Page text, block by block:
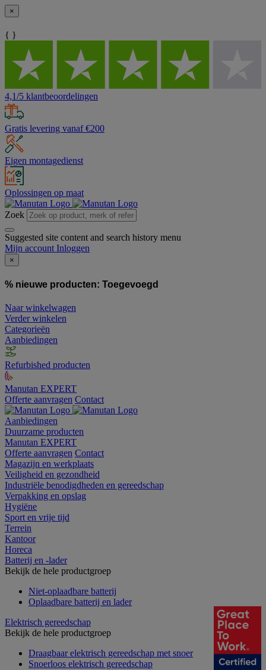
×
{ }
4,1/5 klantbeoordelingen
Gratis levering vanaf €200
Eigen montagedienst
Oplossingen op maat
Zoek
Suggested site content and search history menu
Mijn account Inloggen
×
% nieuwe producten: Toegevoegd
Naar winkelwagen
Verder winkelen
Categorieën
Aanbiedingen
Refurbished producten
Manutan EXPERT
Offerte aanvragen Contact
Aanbiedingen
Duurzame producten
Manutan EXPERT
Offerte aanvragen Contact
Magazijn en werkplaats
Veiligheid en gezondheid
Industriële benodigdheden en gereedschap
Verpakking en opslag
Hygiëne
Sport en vrije tijd
Terrein
Kantoor
Horeca
Batterij en -lader
Bekijk de hele productgroep
Niet-oplaadbare batterij
Oplaadbare batterij en lader
Elektrisch gereedschap
Bekijk de hele productgroep
Draagbaar elektrisch gereedschap met snoer
Snoerloos elektrisch gereedschap